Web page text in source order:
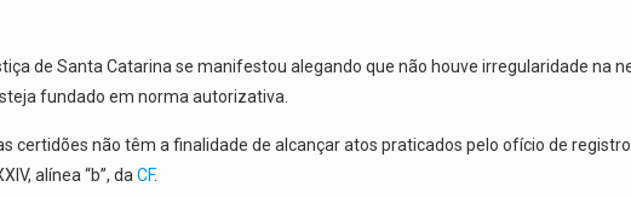
de Santa Catarina se manifestou alegando que não houve irregularidade na
fundado em norma autorizativa.
certidões não têm a finalidade de alcançar atos praticados pelo ofício de
alínea “b”, da CF.